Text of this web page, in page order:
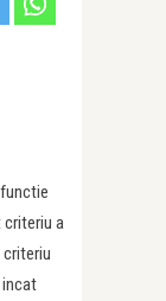
a
criteriu
incat